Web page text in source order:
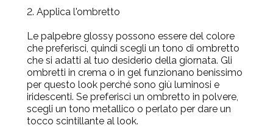
2. Applica l'ombretto
Le palpebre glossy possono essere del colore
che preferisci, quindi scegli un tono di ombretto
che si adatti al tuo desiderio della giornata. Gli
ombretti in crema o in gel funzionano benissimo
per questo look perché sono giù luminosi e
iridescenti. Se preferisci un ombretto in polvere,
scegli un tono metallico o perlato per dare un
tocco scintillante al look.